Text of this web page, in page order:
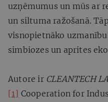
uzņēmumus un mūs ar
un siltuma ražošanā.
visnopietnāko
simbiozes un aprites
Autore ir CLEANTECH
[1] Cooperation for